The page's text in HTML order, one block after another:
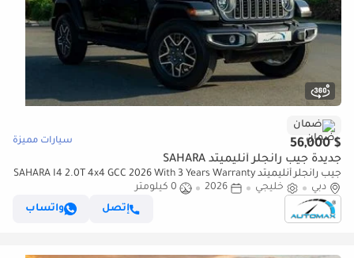
ضمان
$ 56,000 سيارات مميزة
جديدة جيب رانجلر أنليميتد SAHARA
جيب رانجلر أنليميتد SAHARA I4 2.0T 4x4 GCC 2026 With 3 Years Warranty
Or 60,000 Km @Official Dealer
دبي خليجي 2026
0 كيلومتر
إتصل
واتساب